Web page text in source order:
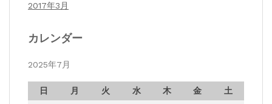
2017年3月
カレンダー
2025年7月
日 月 火 水 木 金
土